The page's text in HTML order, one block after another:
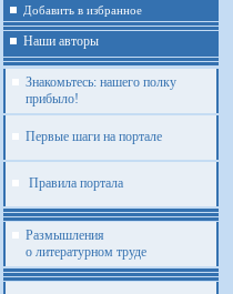
Добавить в избранное
Наши авторы
Знакомьтесь: нашего полку
прибыло!
Первые шаги на портале
Правила портала
Размышления
о литературном труде